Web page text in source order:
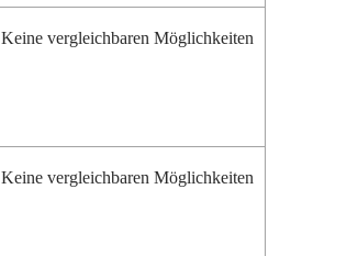
Keine vergleichbaren Möglichkeiten
Keine vergleichbaren Möglichkeiten